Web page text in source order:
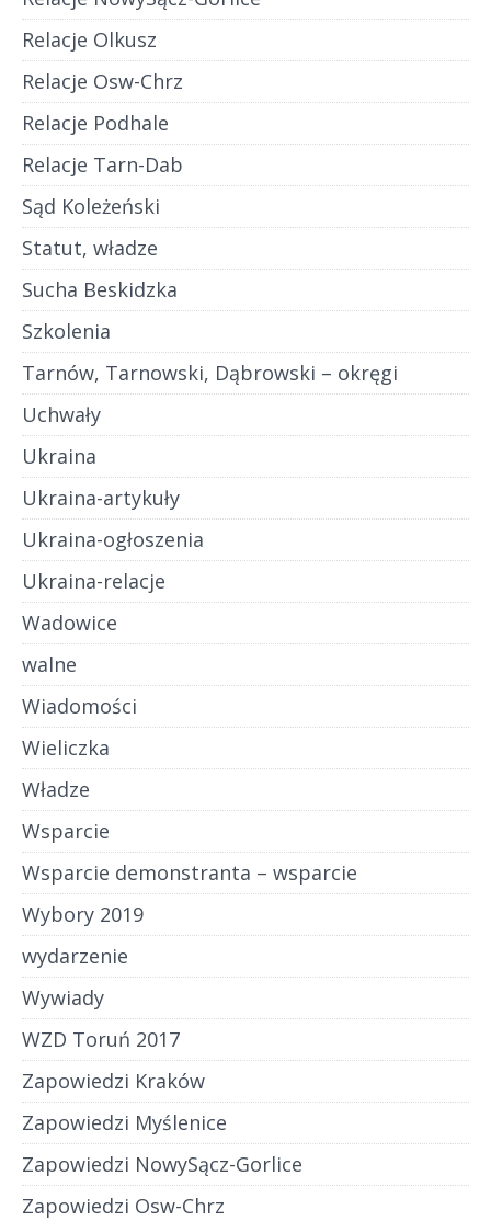
Relacje Olkusz
Relacje Osw-Chrz
Relacje Podhale
Relacje Tarn-Dab
Sąd Koleżeński
Statut, władze
Sucha Beskidzka
Szkolenia
Tarnów, Tarnowski, Dąbrowski – okręgi
Uchwały
Ukraina
Ukraina-artykuły
Ukraina-ogłoszenia
Ukraina-relacje
Wadowice
walne
Wiadomości
Wieliczka
Władze
Wsparcie
Wsparcie demonstranta – wsparcie
Wybory 2019
wydarzenie
Wywiady
WZD Toruń 2017
Zapowiedzi Kraków
Zapowiedzi Myślenice
Zapowiedzi NowySącz-Gorlice
Zapowiedzi Osw-Chrz